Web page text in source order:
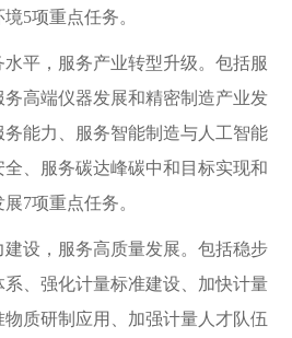
5项重点任务。
平，服务产业转型升级。包括服
高端仪器发展和精密制造产业发
能力、服务智能制造与人工智能
、服务碳达峰碳中和目标实现和
7项重点任务。
设，服务高质量发展。包括稳步
、强化计量标准建设、加快计量
质研制应用、加强计量人才队伍